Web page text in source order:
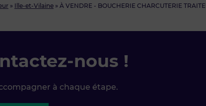
» Ille-et-Vilaine » À VENDRE - BOUCHERIE CHARCUTERIE
nous !
à chaque étape.